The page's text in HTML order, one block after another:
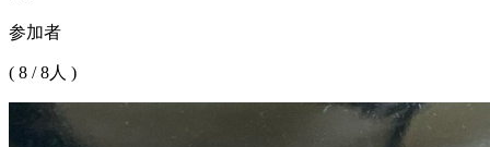
参加者
( 8 /8人 )